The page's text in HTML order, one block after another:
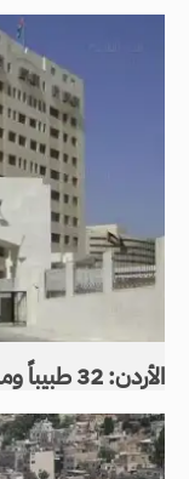
الأردن: 32 طبيباً وممرضاً وإدارياً فقدوا وظائفهم (أسماء)